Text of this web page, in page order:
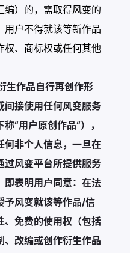
编）的，需取得风变的
用户不得就该等新作品
权、商标权或任何其他
生作品自行再创作形
间接使用任何风变服务
“用户原创作品“），
何非个人信息，一旦在
过风变平台所提供服务
即表明用户同意：在法
予风变就该等作品/信
、免费的使用权（包括
、改编或创作衍生作品